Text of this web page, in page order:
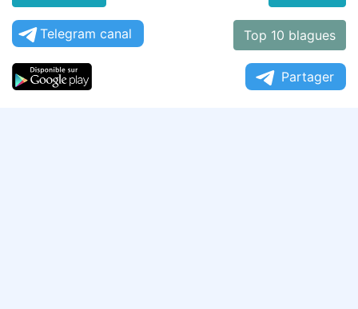
Telegram canal Top 10 blagues
Partager